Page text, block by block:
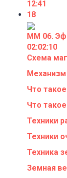
12:41
18
ММ 06.
02:02:10
Схема
Механизм
Что
Что
Техники
Техники
Техника
Земная